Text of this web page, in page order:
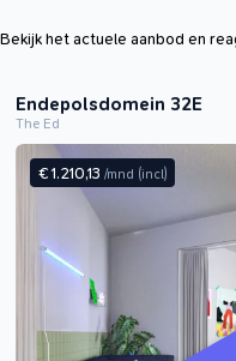
Bekijk het actuele aanbod en
Endepolsdomein 32E
The Ed
€ 1.210,13 /mnd (incl)